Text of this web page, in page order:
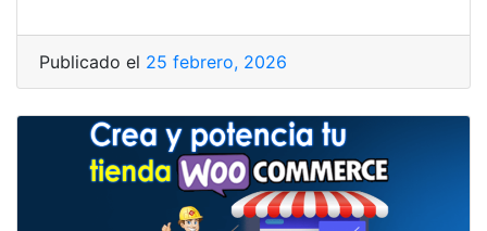
Publicado el 25 febrero, 2026